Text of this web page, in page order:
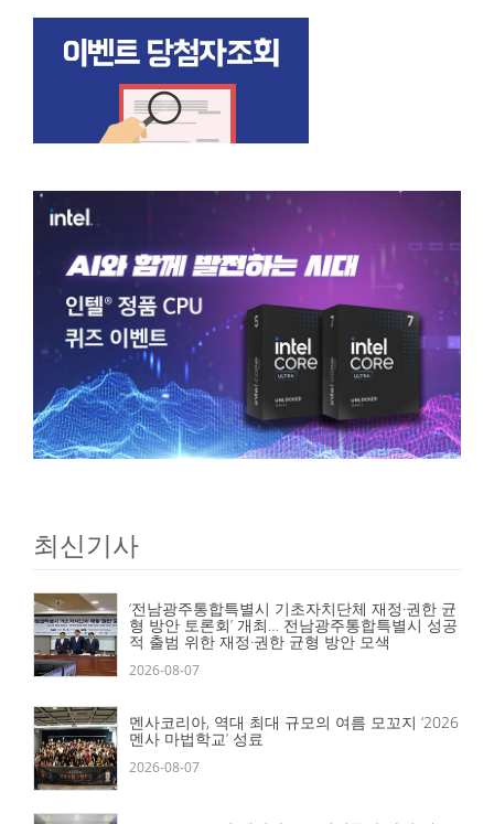
최신기사
‘전남광주통합특별시 기초자치단체 재정·권한 균
형 방안 토론회’ 개최… 전남광주통합특별시 성공
적 출범 위한 재정·권한 균형 방안 모색
2026-08-07
멘사코리아, 역대 최대 규모의 여름 모꼬지 ‘2026
멘사 마법학교’ 성료
2026-08-07